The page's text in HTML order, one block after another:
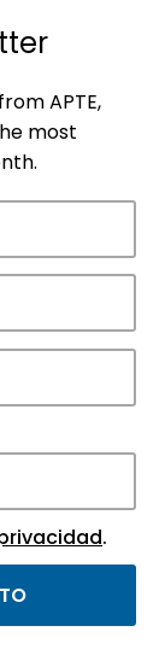
APTE,
most
.